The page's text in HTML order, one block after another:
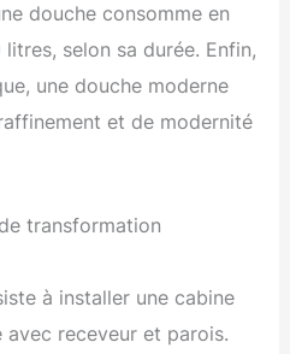
douche consomme en
selon sa durée. Enfin,
une douche moderne
et de modernité
transformation
à installer une cabine
receveur et parois.